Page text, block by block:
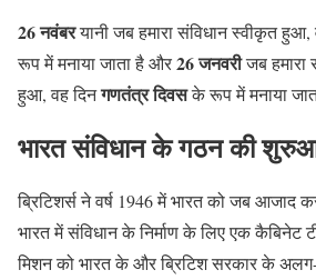
26 नवंबरयानी जब हमारा संविधान स्वीकृत
रूप में मनाया जाता है और26 जनवरीजब हमारा
हुआ, वह दिनगणतंत्र दिवसके रूप में मनाया
भारत संविधान के गठन की
ब्रिटिशर्स ने वर्ष 1946 में भारत को जब आजाद
भारत में संविधान के निर्माण के लिए एक कैबिनेट
मिशन को भारत के और ब्रिटिश सरकार के